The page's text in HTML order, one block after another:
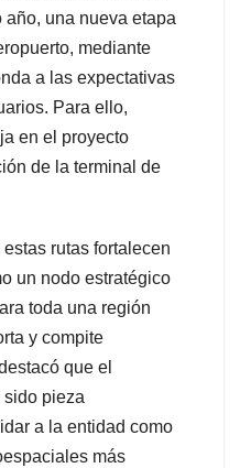
una nueva etapa
mediante
a las expectativas
Para ello,
en el proyecto
de la terminal de
rutas fortalecen
un nodo estratégico
toda una región
y compite
que el
sido pieza
a la entidad como
más